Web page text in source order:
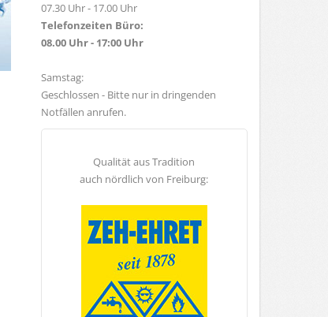
07.30 Uhr - 17.00 Uhr
Telefonzeiten Büro:
08.00 Uhr - 17:00 Uhr
Samstag:
Geschlossen - Bitte nur in dringenden
Notfällen anrufen.
Qualität aus Tradition
auch nördlich von Freiburg: